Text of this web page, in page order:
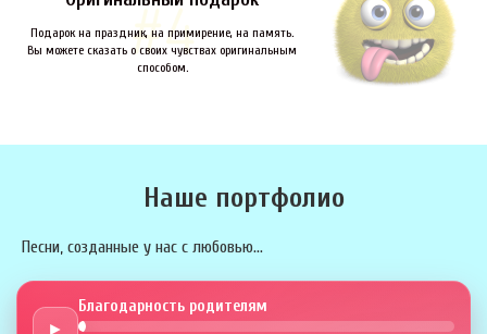
Подарок на праздник, на примирение, на память.
Вы можете сказать о своих чувствах оригинальным
способом.
Наше портфолио
Песни, созданные у нас с любовью...
►
Благодарность родителям